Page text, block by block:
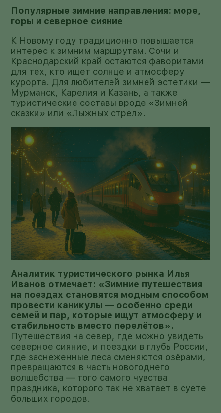
Популярные зимние направления: море,
горы и северное сияние
К Новому году традиционно повышается
интерес к зимним маршрутам. Сочи и
Краснодарский край остаются фаворитами
для тех, кто ищет солнце и атмосферу
курорта. Для любителей зимней эстетики —
Мурманск, Карелия и Казань, а также
туристические составы вроде «Зимней
сказки» или «Лыжных стрел».
Аналитик туристического рынка Илья
Иванов отмечает: «Зимние путешествия
на поездах становятся модным способом
провести каникулы — особенно среди
семей и пар, которые ищут атмосферу и
стабильность вместо перелётов».
Путешествия на север, где можно увидеть
северное сияние, и поездки в глубь России,
где заснеженные леса сменяются озёрами,
превращаются в часть новогоднего
волшебства — того самого чувства
праздника, которого так не хватает в суете
больших городов.